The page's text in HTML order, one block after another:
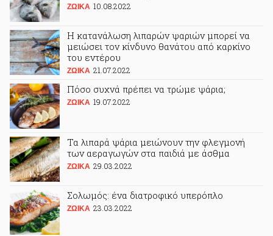
ΖΩΙΚA 10.08.2022
Η κατανάλωση λιπαρών ψαριών μπορεί να
μειώσει τον κίνδυνο θανάτου από καρκίνο
του εντέρου
ΖΩΙΚA 21.07.2022
Πόσο συχνά πρέπει να τρώμε ψάρια;
ΖΩΙΚA 19.07.2022
Τα λιπαρά ψάρια μειώνουν την φλεγμονή
των αεραγωγών στα παιδιά με άσθμα
ΖΩΙΚA 29.03.2022
Σολωμός: ένα διατροφικό υπερόπλο
ΖΩΙΚA 23.03.2022